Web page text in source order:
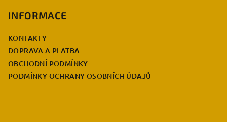
INFORMACE
KONTAKTY
DOPRAVA A PLATBA
OBCHODNÍ PODMÍNKY
PODMÍNKY OCHRANY OSOBNÍCH ÚDAJŮ